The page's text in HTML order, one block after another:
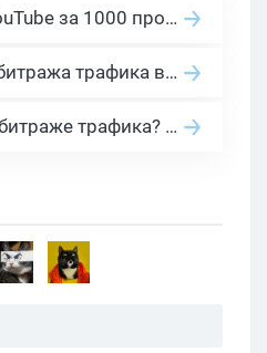
Сколько платит YouTube за 1000 просмотров в 2026: реальные цифры от 0.5 до 36 USD по ГЕО
Нейросети для арбитража трафика в 2026: инструменты, кейсы и AI-медиабайеры
За что платят в арбитраже трафика? 30 моделей оплаты в бурж и СНГ партнерках